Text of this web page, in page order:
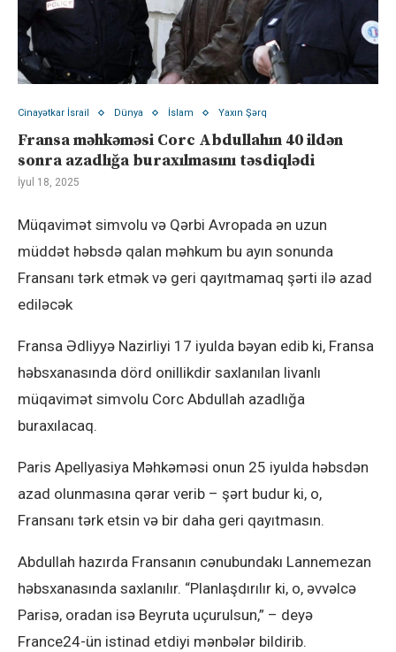
Cinayətkar İsrail Dünya İslam Yaxın Şərq
Fransa məhkəməsi Corc Abdullahın 40 ildən
sonra azadlığa buraxılmasını təsdiqlədi
İyul 18, 2025
Müqavimət simvolu və Qərbi Avropada ən uzun
müddət həbsdə qalan məhkum bu ayın sonunda
Fransanı tərk etmək və geri qayıtmamaq şərti ilə azad
ediləcək
Fransa Ədliyyə Nazirliyi 17 iyulda bəyan edib ki, Fransa
həbsxanasında dörd onillikdir saxlanılan livanlı
müqavimət simvolu Corc Abdullah azadlığa
buraxılacaq.
Paris Apellyasiya Məhkəməsi onun 25 iyulda həbsdən
azad olunmasına qərar verib – şərt budur ki, o,
Fransanı tərk etsin və bir daha geri qayıtmasın.
Abdullah hazırda Fransanın cənubundakı Lannemezan
həbsxanasında saxlanılır. “Planlaşdırılır ki, o, əvvəlcə
Parisə, oradan isə Beyruta uçurulsun,” – deyə
France24-ün istinad etdiyi mənbələr bildirib.